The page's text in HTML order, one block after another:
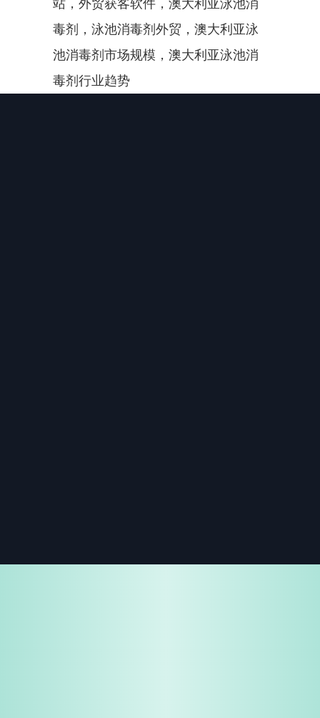
站，外贸获客软件，澳大利亚泳池消
毒剂，泳池消毒剂外贸，澳大利亚泳
池消毒剂市场规模，澳大利亚泳池消
毒剂行业趋势